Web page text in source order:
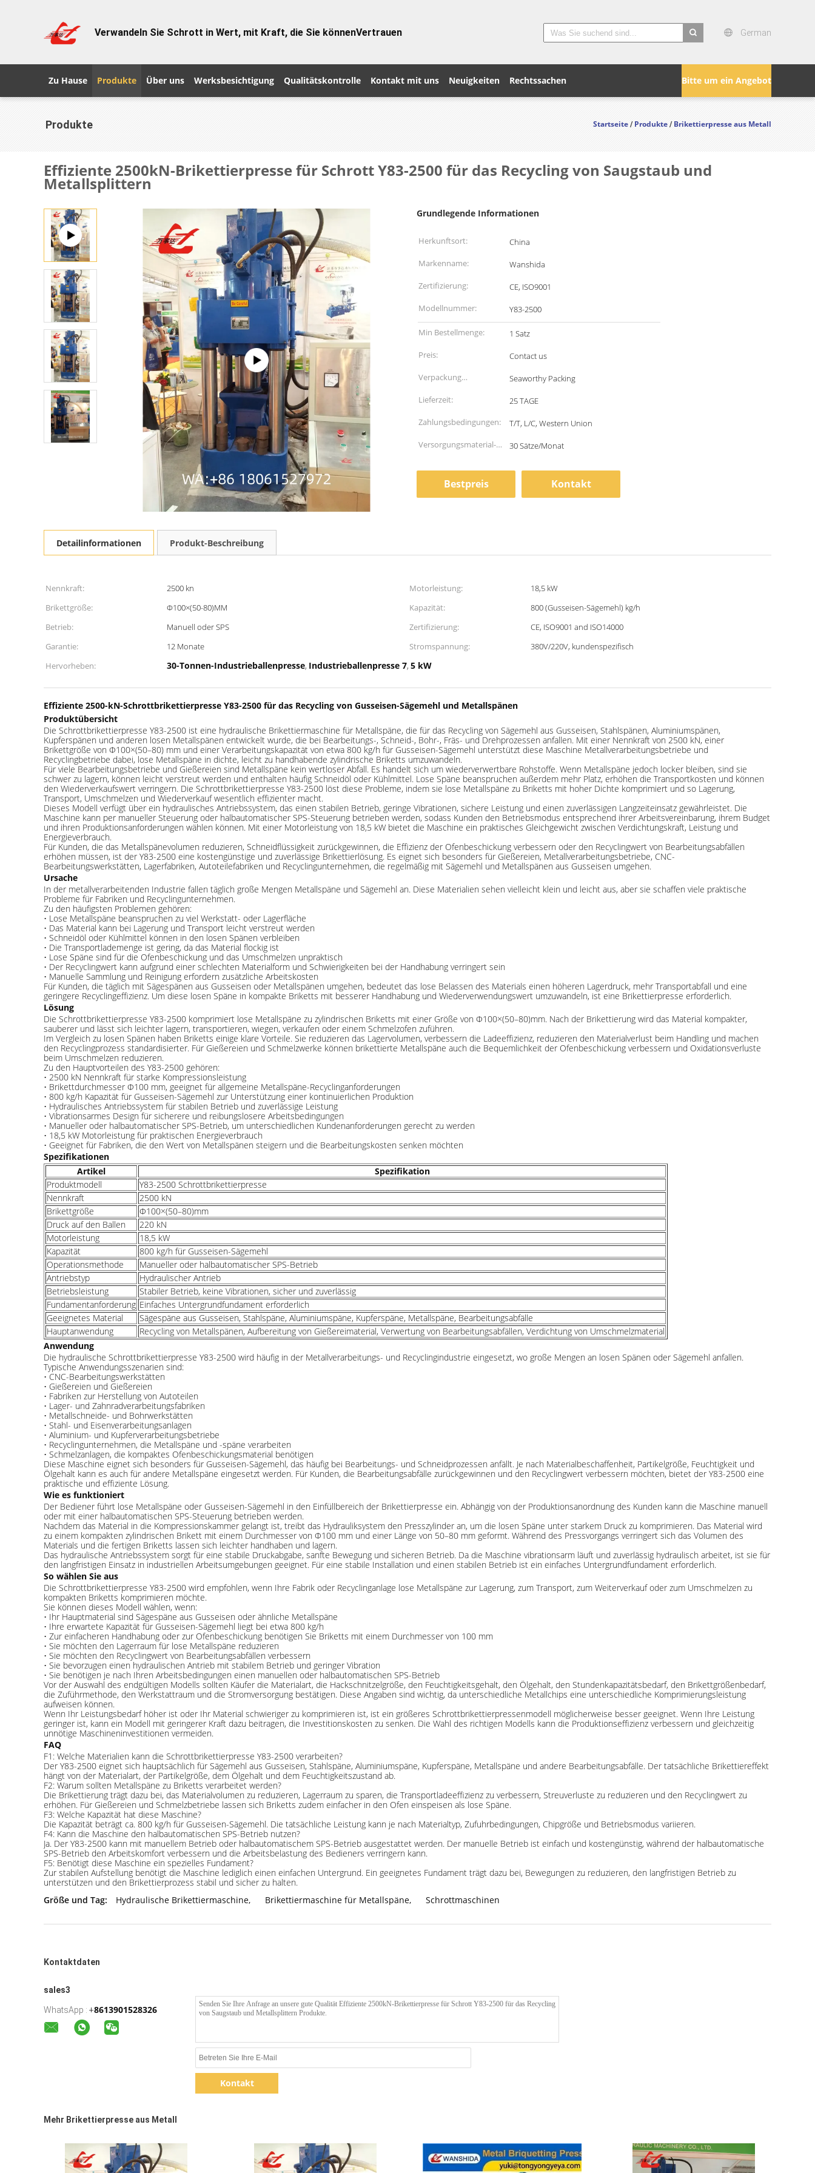
Verwandeln Sie Schrott in Wert, mit Kraft, die Sie könnenVertrauen
German
Bitte um ein Angebot
Zu Hause Produkte Über uns Werksbesichtigung Qualitätskontrolle Kontakt mit uns Neuigkeiten Rechtssachen
Produkte Startseite /Produkte/Brikettierpresse aus Metall
Effiziente 2500kN-Brikettierpresse für Schrott Y83-2500 für das Recycling von Saugstaub und
Metallsplittern
Grundlegende Informationen
Herkunftsort:
China
Markenname:
Wanshida
Zertifizierung:
CE, ISO9001
Modellnummer:
Y83-2500
Min Bestellmenge:
1 Satz
Preis:
Contact us
Verpackung
Informationen:
Seaworthy Packing
Lieferzeit:
25 TAGE
Zahlungsbedingungen:
T/T, L/C, Western Union
Versorgungsmaterial-
30 Sätze/Monat
Bestpreis Kontakt
Detailinformationen Produkt-Beschreibung
Nennkraft: 2500 kn Motorleistung:
18,5 kW
Brikettgröße:
Φ100×(50-80)MM Kapazität:
800 (Gusseisen-Sägemehl) kg/h
Betrieb:
Manuell oder SPS Zertifizierung:
CE, ISO9001 and ISO14000
Garantie:
12 Monate Stromspannung:
380V/220V, kundenspezifisch
Hervorheben:
30-Tonnen-Industrieballenpresse, Industrieballenpresse 7, 5 kW
Effiziente 2500-kN-Schrottbrikettierpresse Y83-2500 für das Recycling von Gusseisen-Sägemehl und Metallspänen
Produktübersicht
Die Schrottbrikettierpresse Y83-2500 ist eine hydraulische Brikettiermaschine für Metallspäne, die für das Recycling von Sägemehl aus Gusseisen, Stahlspänen, Aluminiumspänen,
Kupferspänen und anderen losen Metallspänen entwickelt wurde, die bei Bearbeitungs-, Schneid-, Bohr-, Fräs- und Drehprozessen anfallen. Mit einer Nennkraft von 2500 kN, einer
Brikettgröße von Φ100×(50–80) mm und einer Verarbeitungskapazität von etwa 800 kg/h für Gusseisen-Sägemehl unterstützt diese Maschine Metallverarbeitungsbetriebe und
Recyclingbetriebe dabei, lose Metallspäne in dichte, leicht zu handhabende zylindrische Briketts umzuwandeln.
Für viele Bearbeitungsbetriebe und Gießereien sind Metallspäne kein wertloser Abfall. Es handelt sich um wiederverwertbare Rohstoffe. Wenn Metallspäne jedoch locker bleiben, sind sie
schwer zu lagern, können leicht verstreut werden und enthalten häufig Schneidöl oder Kühlmittel. Lose Späne beanspruchen außerdem mehr Platz, erhöhen die Transportkosten und können
den Wiederverkaufswert verringern. Die Schrottbrikettierpresse Y83-2500 löst diese Probleme, indem sie lose Metallspäne zu Briketts mit hoher Dichte komprimiert und so Lagerung,
Transport, Umschmelzen und Wiederverkauf wesentlich effizienter macht.
Dieses Modell verfügt über ein hydraulisches Antriebssystem, das einen stabilen Betrieb, geringe Vibrationen, sichere Leistung und einen zuverlässigen Langzeiteinsatz gewährleistet. Die
Maschine kann per manueller Steuerung oder halbautomatischer SPS-Steuerung betrieben werden, sodass Kunden den Betriebsmodus entsprechend ihrer Arbeitsvereinbarung, ihrem Budget
und ihren Produktionsanforderungen wählen können. Mit einer Motorleistung von 18,5 kW bietet die Maschine ein praktisches Gleichgewicht zwischen Verdichtungskraft, Leistung und
Energieverbrauch.
Für Kunden, die das Metallspänevolumen reduzieren, Schneidflüssigkeit zurückgewinnen, die Effizienz der Ofenbeschickung verbessern oder den Recyclingwert von Bearbeitungsabfällen
erhöhen müssen, ist der Y83-2500 eine kostengünstige und zuverlässige Brikettierlösung. Es eignet sich besonders für Gießereien, Metallverarbeitungsbetriebe, CNC-
Bearbeitungswerkstätten, Lagerfabriken, Autoteilefabriken und Recyclingunternehmen, die regelmäßig mit Sägemehl und Metallspänen aus Gusseisen umgehen.
Ursache
In der metallverarbeitenden Industrie fallen täglich große Mengen Metallspäne und Sägemehl an. Diese Materialien sehen vielleicht klein und leicht aus, aber sie schaffen viele praktische
Probleme für Fabriken und Recyclingunternehmen.
Zu den häufigsten Problemen gehören:
• Lose Metallspäne beanspruchen zu viel Werkstatt- oder Lagerfläche
• Das Material kann bei Lagerung und Transport leicht verstreut werden
• Schneidöl oder Kühlmittel können in den losen Spänen verbleiben
• Die Transportlademenge ist gering, da das Material flockig ist
• Lose Späne sind für die Ofenbeschickung und das Umschmelzen unpraktisch
• Der Recyclingwert kann aufgrund einer schlechten Materialform und Schwierigkeiten bei der Handhabung verringert sein
• Manuelle Sammlung und Reinigung erfordern zusätzliche Arbeitskosten
Für Kunden, die täglich mit Sägespänen aus Gusseisen oder Metallspänen umgehen, bedeutet das lose Belassen des Materials einen höheren Lagerdruck, mehr Transportabfall und eine
geringere Recyclingeffizienz. Um diese losen Späne in kompakte Briketts mit besserer Handhabung und Wiederverwendungswert umzuwandeln, ist eine Brikettierpresse erforderlich.
Lösung
Die Schrottbrikettierpresse Y83-2500 komprimiert lose Metallspäne zu zylindrischen Briketts mit einer Größe von Φ100×(50–80)mm. Nach der Brikettierung wird das Material kompakter,
sauberer und lässt sich leichter lagern, transportieren, wiegen, verkaufen oder einem Schmelzofen zuführen.
Im Vergleich zu losen Spänen haben Briketts einige klare Vorteile. Sie reduzieren das Lagervolumen, verbessern die Ladeeffizienz, reduzieren den Materialverlust beim Handling und machen
den Recyclingprozess standardisierter. Für Gießereien und Schmelzwerke können brikettierte Metallspäne auch die Bequemlichkeit der Ofenbeschickung verbessern und Oxidationsverluste
beim Umschmelzen reduzieren.
Zu den Hauptvorteilen des Y83-2500 gehören:
• 2500 kN Nennkraft für starke Kompressionsleistung
• Brikettdurchmesser Φ100 mm, geeignet für allgemeine Metallspäne-Recyclinganforderungen
• 800 kg/h Kapazität für Gusseisen-Sägemehl zur Unterstützung einer kontinuierlichen Produktion
• Hydraulisches Antriebssystem für stabilen Betrieb und zuverlässige Leistung
• Vibrationsarmes Design für sicherere und reibungslosere Arbeitsbedingungen
• Manueller oder halbautomatischer SPS-Betrieb, um unterschiedlichen Kundenanforderungen gerecht zu werden
• 18,5 kW Motorleistung für praktischen Energieverbrauch
• Geeignet für Fabriken, die den Wert von Metallspänen steigern und die Bearbeitungskosten senken möchten
Spezifikationen
Artikel
Spezifikation
Produktmodell
Y83-2500 Schrottbrikettierpresse
Nennkraft
2500 kN
Brikettgröße
Φ100×(50–80)mm
Druck auf den Ballen
220 kN
Motorleistung
18,5 kW
Kapazität
800 kg/h für Gusseisen-Sägemehl
Operationsmethode
Manueller oder halbautomatischer SPS-Betrieb
Antriebstyp
Hydraulischer Antrieb
Betriebsleistung
Stabiler Betrieb, keine Vibrationen, sicher und zuverlässig
Fundamentanforderung Einfaches Untergrundfundament erforderlich
Geeignetes Material
Sägespäne aus Gusseisen, Stahlspäne, Aluminiumspäne, Kupferspäne, Metallspäne, Bearbeitungsabfälle
Hauptanwendung
Recycling von Metallspänen, Aufbereitung von Gießereimaterial, Verwertung von Bearbeitungsabfällen, Verdichtung von Umschmelzmaterial
Anwendung
Die hydraulische Schrottbrikettierpresse Y83-2500 wird häufig in der Metallverarbeitungs- und Recyclingindustrie eingesetzt, wo große Mengen an losen Spänen oder Sägemehl anfallen.
Typische Anwendungsszenarien sind:
• CNC-Bearbeitungswerkstätten
• Gießereien und Gießereien
• Fabriken zur Herstellung von Autoteilen
• Lager- und Zahnradverarbeitungsfabriken
• Metallschneide- und Bohrwerkstätten
• Stahl- und Eisenverarbeitungsanlagen
• Aluminium- und Kupferverarbeitungsbetriebe
• Recyclingunternehmen, die Metallspäne und -späne verarbeiten
• Schmelzanlagen, die kompaktes Ofenbeschickungsmaterial benötigen
Diese Maschine eignet sich besonders für Gusseisen-Sägemehl, das häufig bei Bearbeitungs- und Schneidprozessen anfällt. Je nach Materialbeschaffenheit, Partikelgröße, Feuchtigkeit und
Ölgehalt kann es auch für andere Metallspäne eingesetzt werden. Für Kunden, die Bearbeitungsabfälle zurückgewinnen und den Recyclingwert verbessern möchten, bietet der Y83-2500 eine
praktische und effiziente Lösung.
Wie es funktioniert
Der Bediener führt lose Metallspäne oder Gusseisen-Sägemehl in den Einfüllbereich der Brikettierpresse ein. Abhängig von der Produktionsanordnung des Kunden kann die Maschine manuell
oder mit einer halbautomatischen SPS-Steuerung betrieben werden.
Nachdem das Material in die Kompressionskammer gelangt ist, treibt das Hydrauliksystem den Presszylinder an, um die losen Späne unter starkem Druck zu komprimieren. Das Material wird
zu einem kompakten zylindrischen Brikett mit einem Durchmesser von Φ100 mm und einer Länge von 50–80 mm geformt. Während des Pressvorgangs verringert sich das Volumen des
Materials und die fertigen Briketts lassen sich leichter handhaben und lagern.
Das hydraulische Antriebssystem sorgt für eine stabile Druckabgabe, sanfte Bewegung und sicheren Betrieb. Da die Maschine vibrationsarm läuft und zuverlässig hydraulisch arbeitet, ist sie für
den langfristigen Einsatz in industriellen Arbeitsumgebungen geeignet. Für eine stabile Installation und einen stabilen Betrieb ist ein einfaches Untergrundfundament erforderlich.
So wählen Sie aus
Die Schrottbrikettierpresse Y83-2500 wird empfohlen, wenn Ihre Fabrik oder Recyclinganlage lose Metallspäne zur Lagerung, zum Transport, zum Weiterverkauf oder zum Umschmelzen zu
kompakten Briketts komprimieren möchte.
Sie können dieses Modell wählen, wenn:
• Ihr Hauptmaterial sind Sägespäne aus Gusseisen oder ähnliche Metallspäne
• Ihre erwartete Kapazität für Gusseisen-Sägemehl liegt bei etwa 800 kg/h
• Zur einfacheren Handhabung oder zur Ofenbeschickung benötigen Sie Briketts mit einem Durchmesser von 100 mm
• Sie möchten den Lagerraum für lose Metallspäne reduzieren
• Sie möchten den Recyclingwert von Bearbeitungsabfällen verbessern
• Sie bevorzugen einen hydraulischen Antrieb mit stabilem Betrieb und geringer Vibration
• Sie benötigen je nach Ihren Arbeitsbedingungen einen manuellen oder halbautomatischen SPS-Betrieb
Vor der Auswahl des endgültigen Modells sollten Käufer die Materialart, die Hackschnitzelgröße, den Feuchtigkeitsgehalt, den Ölgehalt, den Stundenkapazitätsbedarf, den Brikettgrößenbedarf,
die Zuführmethode, den Werkstattraum und die Stromversorgung bestätigen. Diese Angaben sind wichtig, da unterschiedliche Metallchips eine unterschiedliche Komprimierungsleistung
aufweisen können.
Wenn Ihr Leistungsbedarf höher ist oder Ihr Material schwieriger zu komprimieren ist, ist ein größeres Schrottbrikettierpressenmodell möglicherweise besser geeignet. Wenn Ihre Leistung
geringer ist, kann ein Modell mit geringerer Kraft dazu beitragen, die Investitionskosten zu senken. Die Wahl des richtigen Modells kann die Produktionseffizienz verbessern und gleichzeitig
unnötige Maschineninvestitionen vermeiden.
FAQ
F1: Welche Materialien kann die Schrottbrikettierpresse Y83-2500 verarbeiten?
Der Y83-2500 eignet sich hauptsächlich für Sägemehl aus Gusseisen, Stahlspäne, Aluminiumspäne, Kupferspäne, Metallspäne und andere Bearbeitungsabfälle. Der tatsächliche Brikettiereffekt
hängt von der Materialart, der Partikelgröße, dem Ölgehalt und dem Feuchtigkeitszustand ab.
F2: Warum sollten Metallspäne zu Briketts verarbeitet werden?
Die Brikettierung trägt dazu bei, das Materialvolumen zu reduzieren, Lagerraum zu sparen, die Transportladeeffizienz zu verbessern, Streuverluste zu reduzieren und den Recyclingwert zu
erhöhen. Für Gießereien und Schmelzbetriebe lassen sich Briketts zudem einfacher in den Ofen einspeisen als lose Späne.
F3: Welche Kapazität hat diese Maschine?
Die Kapazität beträgt ca. 800 kg/h für Gusseisen-Sägemehl. Die tatsächliche Leistung kann je nach Materialtyp, Zufuhrbedingungen, Chipgröße und Betriebsmodus variieren.
F4: Kann die Maschine den halbautomatischen SPS-Betrieb nutzen?
Ja. Der Y83-2500 kann mit manuellem Betrieb oder halbautomatischem SPS-Betrieb ausgestattet werden. Der manuelle Betrieb ist einfach und kostengünstig, während der halbautomatische
SPS-Betrieb den Arbeitskomfort verbessern und die Arbeitsbelastung des Bedieners verringern kann.
F5: Benötigt diese Maschine ein spezielles Fundament?
Zur stabilen Aufstellung benötigt die Maschine lediglich einen einfachen Untergrund. Ein geeignetes Fundament trägt dazu bei, Bewegungen zu reduzieren, den langfristigen Betrieb zu
unterstützen und den Brikettierprozess stabil und sicher zu halten.
Größe und Tag:
Hydraulische Brikettiermaschine, Brikettiermaschine für Metallspäne, Schrottmaschinen
Kontaktdaten
sales3
WhatsApp : +8613901528326
Kontakt
Mehr Brikettierpresse aus Metall